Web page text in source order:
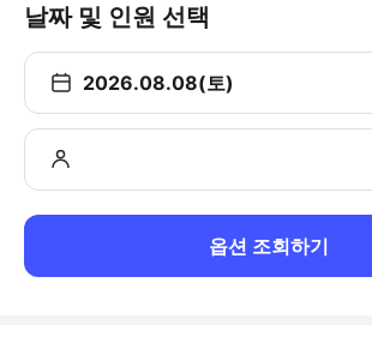
날짜 및 인원 선택
2026.08.08(토)
옵션 조회하기